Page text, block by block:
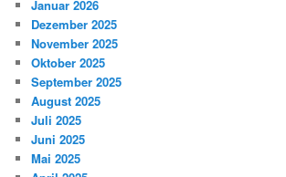
Januar 2026
Dezember 2025
November 2025
Oktober 2025
September 2025
August 2025
Juli 2025
Juni 2025
Mai 2025